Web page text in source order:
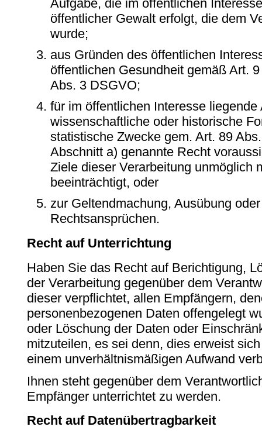
Aufgabe, die im öffentlichen
öffentlicher Gewalt erfolgt, die dem
wurde;
aus Gründen des öffentlichen
öffentlichen Gesundheit gemäß Art.
Abs. 3 DSGVO;
für im öffentlichen Interesse
wissenschaftliche oder historische
statistische Zwecke gem. Art. 89
Abschnitt a) genannte Recht
Ziele dieser Verarbeitung unmöglich
beeinträchtigt, oder
zur Geltendmachung, Ausübung
Rechtsansprüchen.
Recht auf Unterrichtung
Haben Sie das Recht auf Berichtigung,
der Verarbeitung gegenüber dem
dieser verpflichtet, allen Empfängern,
personenbezogenen Daten offengelegt
oder Löschung der Daten oder
mitzuteilen, es sei denn, dies erweist
einem unverhältnismäßigen Aufwand
Ihnen steht gegenüber dem
Empfänger unterrichtet zu werden.
Recht auf Datenübertragbarkeit